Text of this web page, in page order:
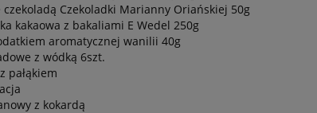
Czekoladki Marianny Oriańskiej 50g
kakaowa z bakaliami E Wedel 250g
aromatycznej wanilii 40g
z wódką 6szt.
pałąkiem
z kokardą